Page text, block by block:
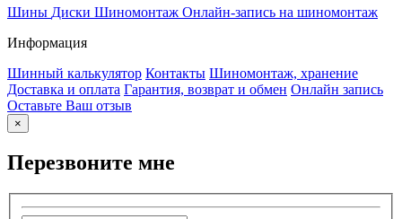
Шины Диски Шиномонтаж Онлайн-запись на шиномонтаж
Информация
Шинный калькулятор Контакты Шиномонтаж, хранение
Доставка и оплата Гарантия, возврат и обмен Онлайн запись
Оставьте Ваш отзыв
×
Перезвоните мне